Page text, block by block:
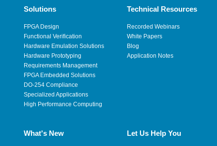
Solutions
FPGA Design
Functional Verification
Hardware Emulation Solutions
Hardware Prototyping
Requirements Management
FPGA Embedded Solutions
DO-254 Compliance
Specialized Applications
High Performance Computing
Technical Resources
Recorded Webinars
White Papers
Blog
Application Notes
What's New Let Us Help You